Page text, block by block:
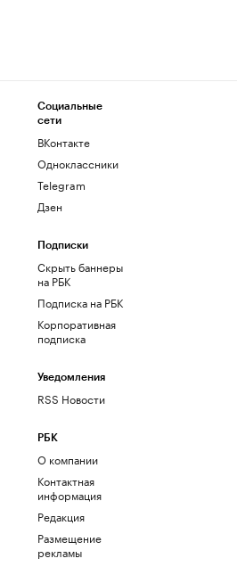
Социальные
сети
ВКонтакте
Одноклассники
Telegram
Дзен
Подписки
Скрыть баннеры
на РБК
Подписка на РБК
Корпоративная
подписка
Уведомления
RSS Новости
РБК
О компании
Контактная
информация
Редакция
Размещение
рекламы